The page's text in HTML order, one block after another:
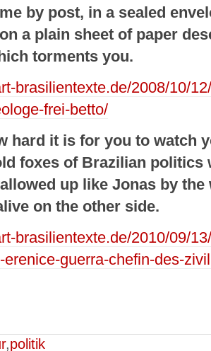
by post, in a sealed
a plain sheet of paper
torments you.
brasilientexte.de/2008/10/
frei-betto/
hard it is for you to watch
foxes of Brazilian politics
up like Jonas by
on the other side.
brasilientexte.de/2010/09/
erenice-guerra-chefin-des-
,politik